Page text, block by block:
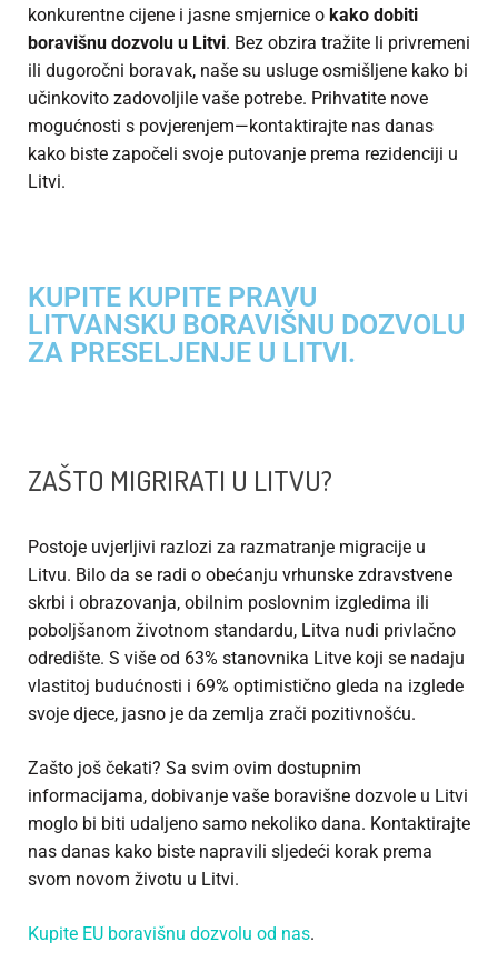
konkurentne cijene i jasne smjernice o kako dobiti
boravišnu dozvolu u Litvi. Bez obzira tražite li privremeni
ili dugoročni boravak, naše su usluge osmišljene kako bi
učinkovito zadovoljile vaše potrebe. Prihvatite nove
mogućnosti s povjerenjem—kontaktirajte nas danas
kako biste započeli svoje putovanje prema rezidenciji u
Litvi.
KUPITE KUPITE PRAVU
LITVANSKU BORAVIŠNU DOZVOLU
ZA PRESELJENJE U LITVI.
ZAŠTO MIGRIRATI U LITVU?
Postoje uvjerljivi razlozi za razmatranje migracije u
Litvu. Bilo da se radi o obećanju vrhunske zdravstvene
skrbi i obrazovanja, obilnim poslovnim izgledima ili
poboljšanom životnom standardu, Litva nudi privlačno
odredište. S više od 63% stanovnika Litve koji se nadaju
vlastitoj budućnosti i 69% optimistično gleda na izglede
svoje djece, jasno je da zemlja zrači pozitivnošću.
Zašto još čekati? Sa svim ovim dostupnim
informacijama, dobivanje vaše boravišne dozvole u Litvi
moglo bi biti udaljeno samo nekoliko dana. Kontaktirajte
nas danas kako biste napravili sljedeći korak prema
svom novom životu u Litvi.
Kupite EU boravišnu dozvolu od nas.